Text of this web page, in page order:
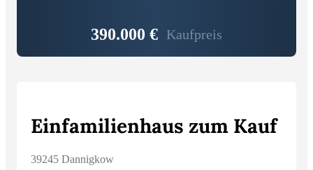
390.000 € Kaufpreis
Einfamilienhaus zum Kauf
39245 Dannigkow